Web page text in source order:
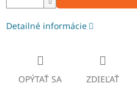
Detailné informácie
OPÝTAŤ SA ZDIEĽAŤ